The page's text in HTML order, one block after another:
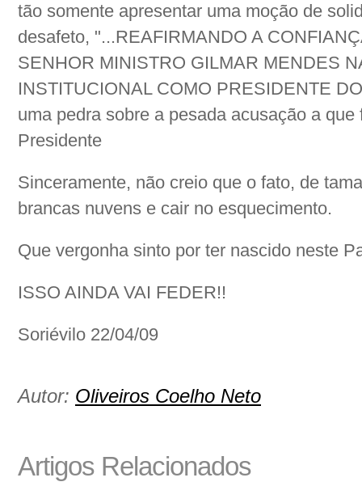
tão somente apresentar uma moção de
desafeto, "...REAFIRMANDO A
SENHOR MINISTRO GILMAR MENDES
INSTITUCIONAL COMO PRESIDENTE
uma pedra sobre a pesada acusação a
Presidente
Sinceramente, não creio que o fato, de
brancas nuvens e cair no esquecimento.
Que vergonha sinto por ter nascido neste
ISSO AINDA VAI FEDER!!
Soriévilo 22/04/09
Autor: Oliveiros Coelho Neto
Artigos Relacionados